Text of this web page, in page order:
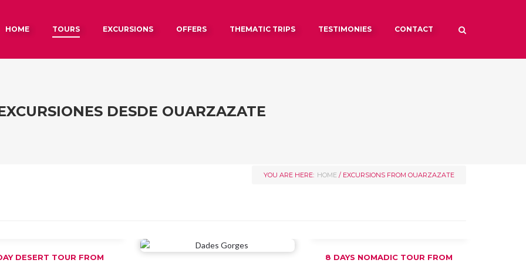
TO PRIMARY CONTENT
TO SECONDARY CONTENT
HOME TOURS EXCURSIONS OFFERS THEMATIC TRIPS TESTIMONIES CONTACT
DESDE OUARZAZATE
YOU ARE HERE: HOME / EXCURSIONS FROM OUARZAZATE
DESERT TOUR FROM
8 DAYS NOMADIC TOUR FROM